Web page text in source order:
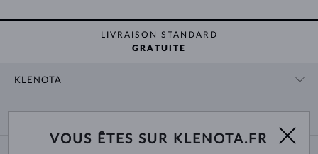
LIVRAISON STANDARD
GRATUITE
KLENOTA
NOUS CONNAÎTRE
LIVRAISON ET PAIEMENT
VOUS ÊTES SUR KLENOTA.FR